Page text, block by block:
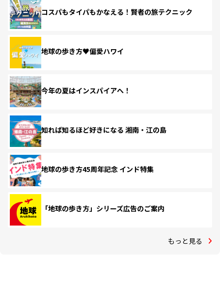
コスパもタイパもかなえる！賢者の旅テクニック
地球の歩き方♥偏愛ハワイ
今年の夏はインスパイアへ！
知れば知るほど好きになる 湘南・江の島
地球の歩き方45周年記念 インド特集
「地球の歩き方」シリーズ広告のご案内
もっと見る